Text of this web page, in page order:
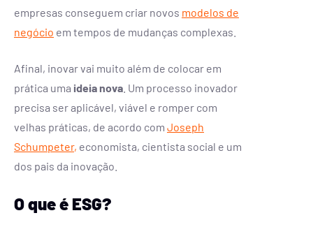
empresas conseguem criar novos modelos de
negócio em tempos de mudanças complexas.
Afinal, inovarvai muito além de colocar em
prática uma ideia nova . Um processo inovador
precisa ser aplicável, viável e romper com
velhas práticas, de acordo com Joseph
Schumpeter, economista, cientista social e um
dos pais da inovação.
O que é ESG?